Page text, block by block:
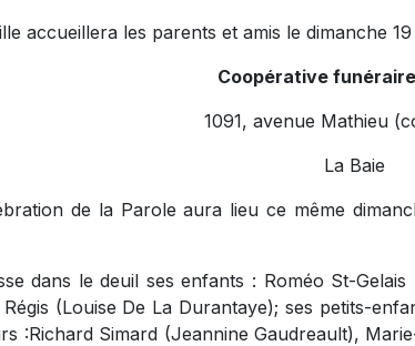
accueillera les parents et amis le dimanche
Coopérative
1091, avenue Mathieu
La Baie
de la Parole aura lieu ce même
dans le deuil ses enfants : Roméo St-
Régis (Louise De La Durantaye); ses petits-
:Richard Simard (Jeannine Gaudreault),